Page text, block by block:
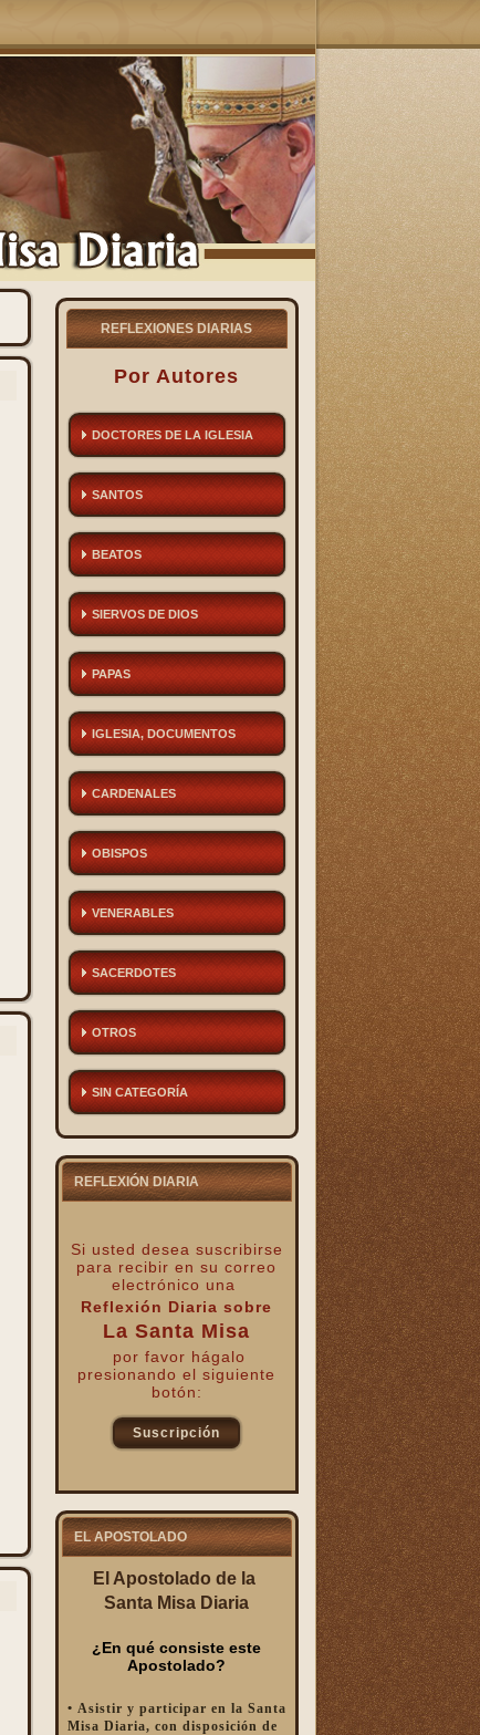
REFLEXIONES DIARIAS
Por Autores
DOCTORES DE LA IGLESIA
SANTOS
BEATOS
SIERVOS DE DIOS
PAPAS
IGLESIA, DOCUMENTOS
CARDENALES
OBISPOS
VENERABLES
SACERDOTES
OTROS
SIN CATEGORÍA
REFLEXIÓN DIARIA
Si usted desea suscribirse
para recibir en su correo
electrónico una
Reflexión Diaria sobre
La Santa Misa
por favor hágalo
presionando el siguiente
botón:
Suscripción
EL APOSTOLADO
El Apostolado de la
Santa Misa Diaria
¿En qué consiste este
Apostolado?
• Asistir y participar en la Santa
Misa Diaria, con disposición de